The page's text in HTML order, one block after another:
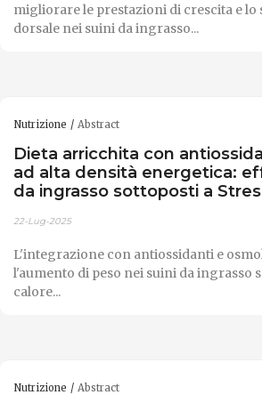
migliorare le prestazioni di crescita e lo
dorsale nei suini da ingrasso...
Nutrizione Abstract
Dieta arricchita con
ad alta densità energetica:
da ingrasso sottoposti a
22-Lug-2025
L'integrazione con antiossidanti e
l'aumento di peso nei suini da ingrasso
calore...
Nutrizione Abstract